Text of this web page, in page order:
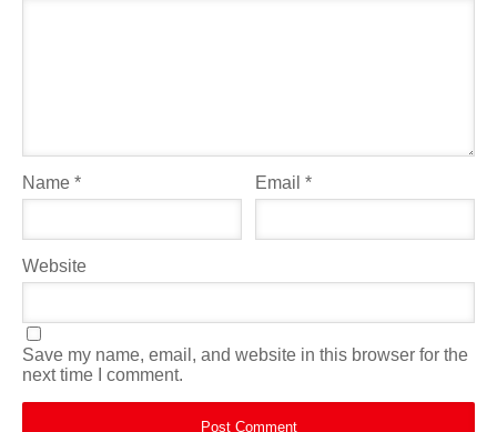
Name * Email*
Website
Save my name, email, and website in this browser for the
next time I comment.